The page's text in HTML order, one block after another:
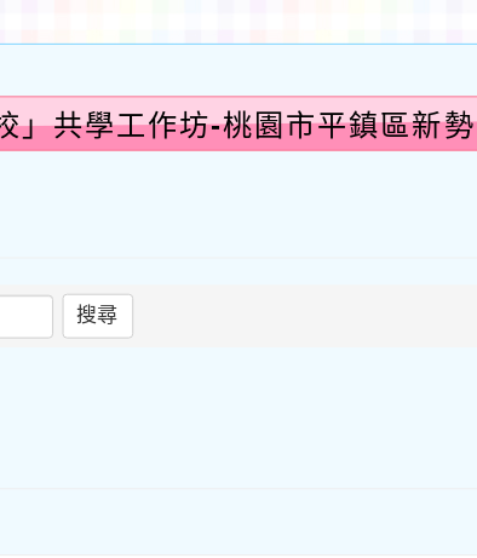
」共學工作坊-桃園市平鎮區新勢
搜尋